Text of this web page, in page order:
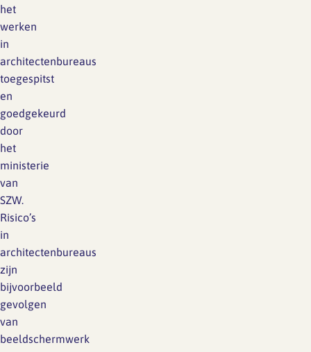
het
werken
in
architectenbureaus
toegespitst
en
goedgekeurd
door
het
ministerie
van
SZW.
Risico’s
in
architectenbureaus
zijn
bijvoorbeeld
gevolgen
van
beeldschermwerk